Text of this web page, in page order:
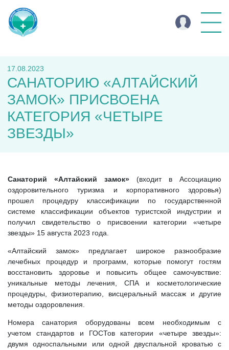
17.08.2023
САНАТОРИЮ «АЛТАЙСКИЙ
ЗАМОК» ПРИСВОЕНА
КАТЕГОРИЯ «ЧЕТЫРЕ
ЗВЕЗДЫ»
Санаторий «Алтайский замок» (входит в Ассоциацию
оздоровительного туризма и корпоративного здоровья)
прошел процедуру классификации по государственной
системе классификации объектов туристской индустрии и
получил свидетельство о присвоении категории «четыре
звезды» 15 августа 2023 года.
«Алтайский замок» предлагает широкое разнообразие
лечебных процедур и программ, которые помогут гостям
восстановить здоровье и повысить общее самочувствие:
уникальные методы лечения, СПА и косметологические
процедуры, физиотерапию, висцеральный массаж и другие
методы оздоровления.
Номера санатория оборудованы всем необходимым с
учетом стандартов и ГОСТов категории «четыре звезды»:
двумя односпальными или одной двуспальной кроватью с